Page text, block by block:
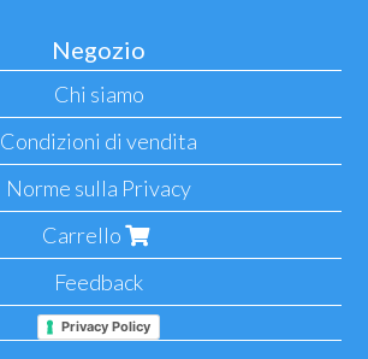
Negozio
Chi siamo
Condizioni di vendita
Norme sulla Privacy
Carrello
Feedback
Privacy Policy